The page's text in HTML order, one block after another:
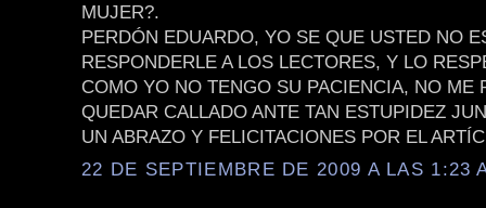
MUJER?.
PERDÓN EDUARDO, YO SE QUE USTED NO
RESPONDERLE A LOS LECTORES, Y LO
COMO YO NO TENGO SU PACIENCIA, NO ME
QUEDAR CALLADO ANTE TAN ESTUPIDEZ
UN ABRAZO Y FELICITACIONES POR EL
22 DE SEPTIEMBRE DE 2009 A LAS 1:23